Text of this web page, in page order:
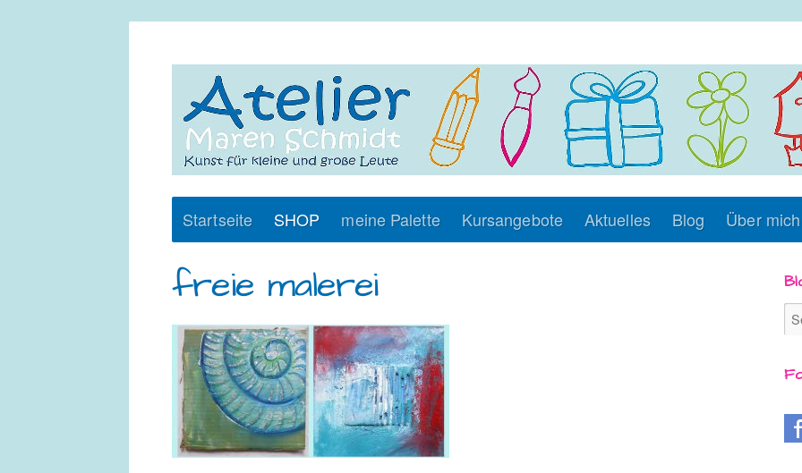
Startseite SHOP meine Palette Kursangebote Aktuelles Blog Über mich
freie malerei